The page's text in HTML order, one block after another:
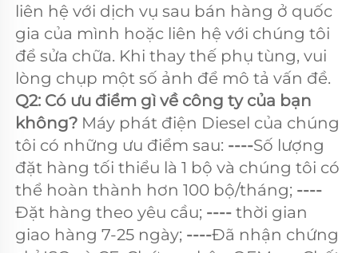
liên hệ với dịch vụ sau bán hàng ở quốc
gia của mình hoặc liên hệ với chúng tôi
để sửa chữa. Khi thay thế phụ tùng, vui
lòng chụp một số ảnh để mô tả vấn đề.
Q2: Có ưu điểm gì về công ty của bạn
không? Máy phát điện Diesel của chúng
tôi có những ưu điểm sau: ----Số lượng
đặt hàng tối thiểu là 1 bộ và chúng tôi có
thể hoàn thành hơn 100 bộ/tháng;
Đặt hàng theo yêu cầu; ---- thời gian
giao hàng 7-25 ngày; ----Đã nhận chứng